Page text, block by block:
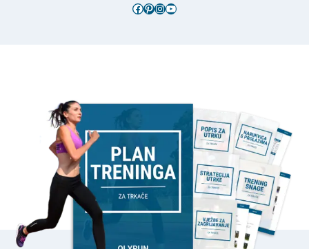
Facebook
Pinterest
Instagram
YouTube